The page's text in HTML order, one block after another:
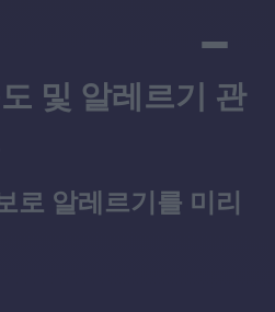
및 알레르기 관
로 알레르기를 미리